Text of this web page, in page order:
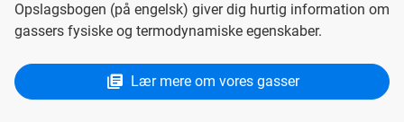
Opslagsbogen (på engelsk) giver dig hurtig information om
gassers fysiske og termodynamiske egenskaber.
Lær mere om vores gasser